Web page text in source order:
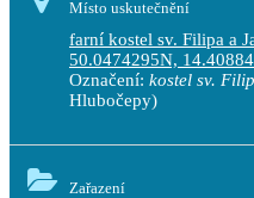
Místo uskutečnění
farní kostel sv. Filipa a
50.0474295N,
Označení: kostel sv.
Hlubočepy)
Zařazení